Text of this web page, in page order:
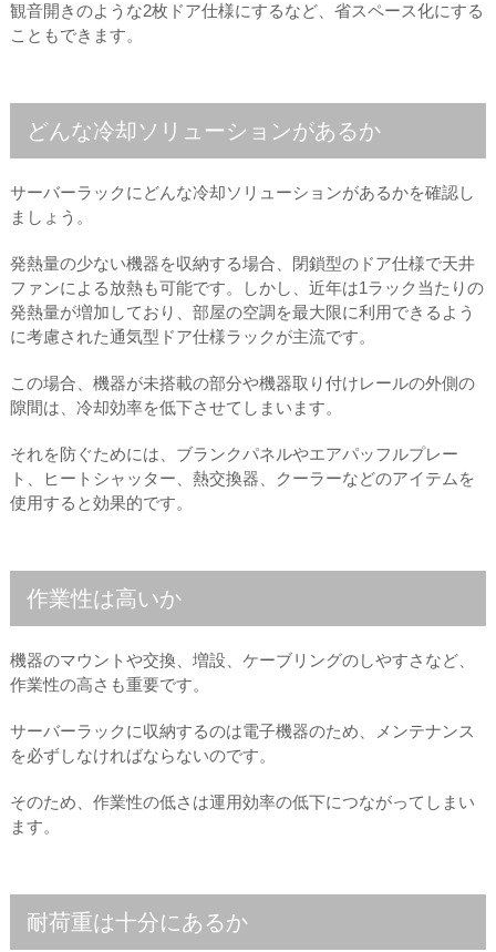
観音開きのような2枚ドア仕様にするなど、省スペース化にする
こともできます。
どんな冷却ソリューションがあるか
サーバーラックにどんな冷却ソリューションがあるかを確認し
ましょう。
発熱量の少ない機器を収納する場合、閉鎖型のドア仕様で天井
ファンによる放熱も可能です。しかし、近年は1ラック当たりの
発熱量が増加しており、部屋の空調を最大限に利用できるよう
に考慮された通気型ドア仕様ラックが主流です。
この場合、機器が未搭載の部分や機器取り付けレールの外側の
隙間は、冷却効率を低下させてしまいます。
それを防ぐためには、ブランクパネルやエアパッフルプレー
ト、ヒートシャッター、熱交換器、クーラーなどのアイテムを
使用すると効果的です。
作業性は高いか
機器のマウントや交換、増設、ケーブリングのしやすさなど、
作業性の高さも重要です。
サーバーラックに収納するのは電子機器のため、メンテナンス
を必ずしなければならないのです。
そのため、作業性の低さは運用効率の低下につながってしまい
ます。
耐荷重は十分にあるか